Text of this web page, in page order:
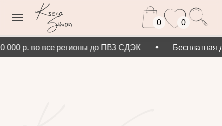
0 0
000 р. во все регионы до ПВЗ СДЭК Бесплатная